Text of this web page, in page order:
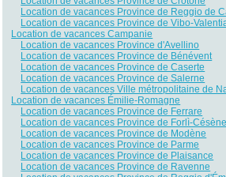
Location de vacances Province de Reggio de
Location de vacances Province de Vibo-
Location de vacances Campanie
Location de vacances Province d'Avellino
Location de vacances Province de Bénévent
Location de vacances Province de Caserte
Location de vacances Province de Salerne
Location de vacances Ville métropolitaine de
Location de vacances Émilie-Romagne
Location de vacances Province de Ferrare
Location de vacances Province de Forlì-Césène
Location de vacances Province de Modène
Location de vacances Province de Parme
Location de vacances Province de Plaisance
Location de vacances Province de Ravenne